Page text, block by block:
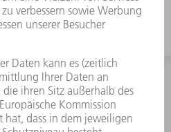
Fragen